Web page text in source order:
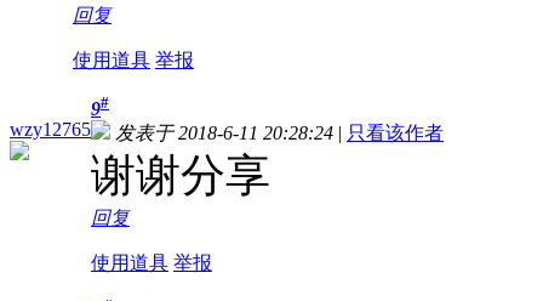
回复
使用道具 举报
wzy12765
9#
发表于 2018-6-11 20:28:24 | 只看该作者
谢谢分享
回复
使用道具 举报